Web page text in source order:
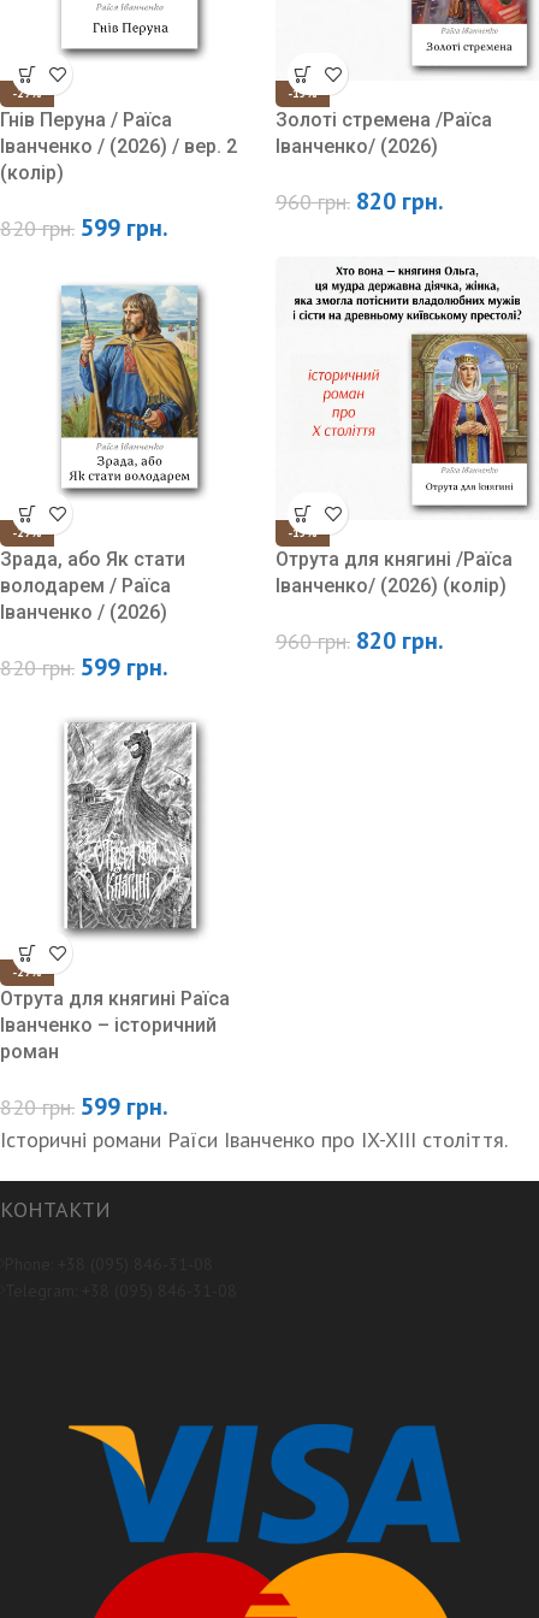
-27%
Гнів Перуна / Раїса
Іванченко / (2026) / вер. 2
(колір)
820грн. 599 грн.
-15%
Золоті стремена /Раїса
Іванченко/ (2026)
960грн. 820 грн.
-27%
Зрада, або Як стати
володарем / Раїса
Іванченко / (2026)
820грн. 599 грн.
-15%
Отрута для княгині /Раїса
Іванченко/ (2026) (колір)
960грн. 820 грн.
-27%
Отрута для княгині Раїса
Іванченко – історичний
роман
820грн. 599 грн.
Історичні романи Раїси Іванченко про IX-XIII століття.
КОНТАКТИ